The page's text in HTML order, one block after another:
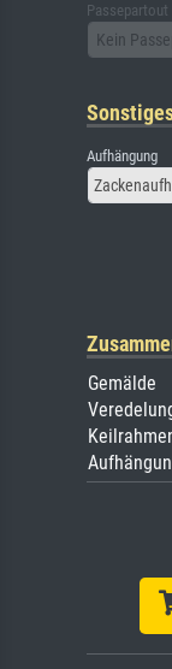
Passepartout
Kein
Aufhängung
Gemälde